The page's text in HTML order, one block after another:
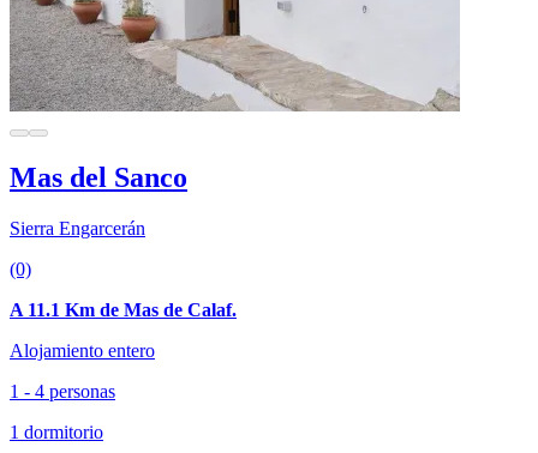
Mas del Sanco
Sierra Engarcerán
(0)
A 11.1 Km de Mas de Calaf.
Alojamiento entero
1 - 4 personas
1 dormitorio